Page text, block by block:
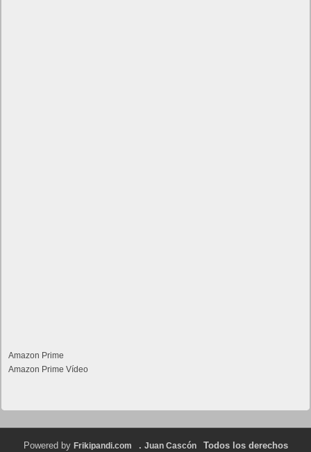
Amazon Prime
Amazon Prime Vídeo
Powered by Frikipandi.com . Juan Cascón Todos los derechos